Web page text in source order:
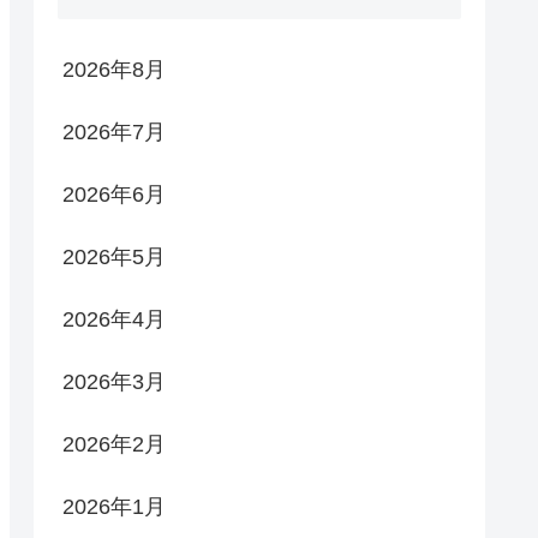
2026年8月
2026年7月
2026年6月
2026年5月
2026年4月
2026年3月
2026年2月
2026年1月